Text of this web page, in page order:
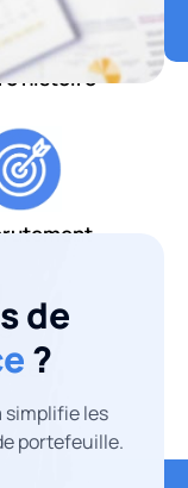
histoire
de
?
les
portefeuille.